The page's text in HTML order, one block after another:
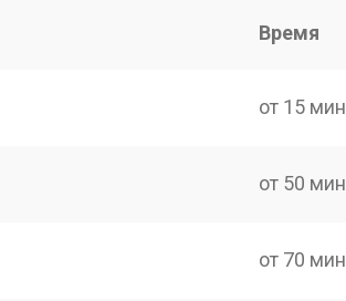
Время
от 15 мин
от 50 мин
от 70 мин